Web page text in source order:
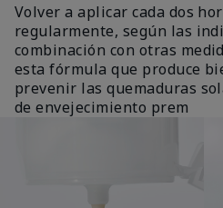
Volver a aplicar cada dos
regularmente, según las
combinación con otras
esta fórmula que produce
prevenir las quemaduras
de envejecimiento prem